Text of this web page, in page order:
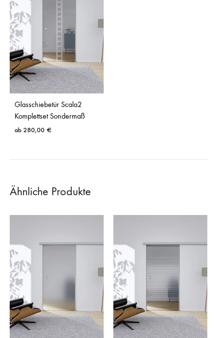
Glasschiebetür Scala2
Komplettset Sondermaß
ab 280,00 €
Ähnliche Produkte